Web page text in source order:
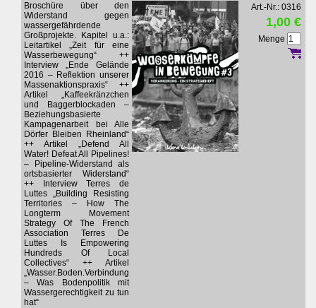
Broschüre über den
Widerstand gegen
wassergefährdende
Großprojekte. Kapitel u.a.:
Leitartikel „Zeit für eine
Wasserbewegung“ ++
Interview „Ende Gelände
2016 – Reflektion unserer
Massenaktionspraxis“ ++
Artikel „Kaffeekränzchen
und Baggerblockaden –
Beziehungsbasierte
Kampagenarbeit bei Alle
Dörfer Bleiben Rheinland“
++ Artikel „Defend All
Water! Defeat All Pipelines!
– Pipeline-Widerstand als
ortsbasierter Widerstand“
++ Interview Terres de
Luttes „Building Resisting
Territories – How The
Longterm Movement
Strategy Of The French
Association Terres De
Luttes Is Empowering
Hundreds Of Local
Collectives“ ++ Artikel
„Wasser.Boden.Verbindung
– Was Bodenpolitik mit
Wassergerechtigkeit zu tun
hat“
Art.-Nr.: 0316
1,00 €
Menge